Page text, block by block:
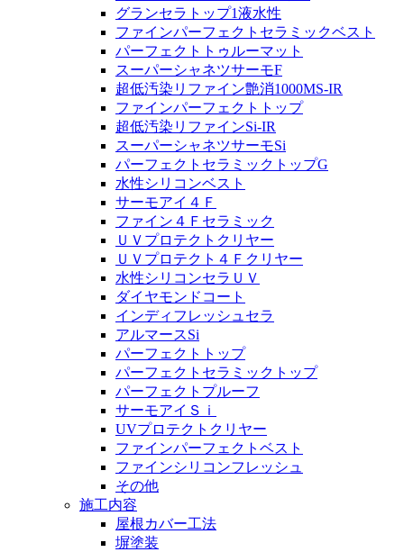
グランセラトップ1液水性
ファインパーフェクトセラミックベスト
パーフェクトトゥルーマット
スーパーシャネツサーモF
超低汚染リファイン艶消1000MS-IR
ファインパーフェクトトップ
超低汚染リファインSi-IR
スーパーシャネツサーモSi
パーフェクトセラミックトップG
水性シリコンベスト
サーモアイ４Ｆ
ファイン４Ｆセラミック
ＵＶプロテクトクリヤー
ＵＶプロテクト４Ｆクリヤー
水性シリコンセラＵＶ
ダイヤモンドコート
インディフレッシュセラ
アルマースSi
パーフェクトトップ
パーフェクトセラミックトップ
パーフェクトプルーフ
サーモアイＳｉ
UVプロテクトクリヤー
ファインパーフェクトベスト
ファインシリコンフレッシュ
その他
施工内容
屋根カバー工法
塀塗装